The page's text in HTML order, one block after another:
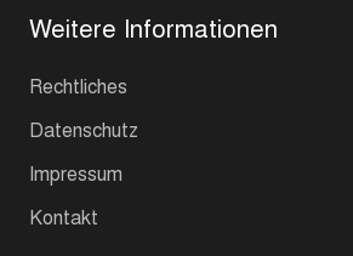
Weitere Informationen
Rechtliches
Datenschutz
Impressum
Kontakt